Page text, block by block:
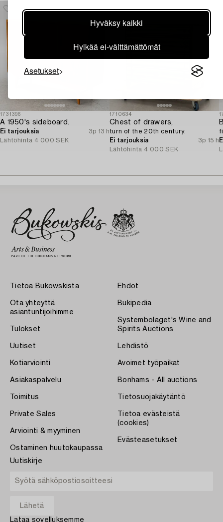
Hyväksy kaikki
Hylkää ei-välttämättömät
Asetukset
1731396
A 1950's sideboard.
Ei tarjouksia
3p 13 h
Lähtöhinta 4 000 SEK
1710634
Chest of drawers,
turn of the 20th century.
Ei tarjouksia
3p 15 h
Lähtöhinta 4 000 SEK
Tietoa Bukowskista
Ota yhteyttä
asiantuntijoihimme
Tulokset
Uutiset
Kotiarviointi
Asiakaspalvelu
Toimitus
Private Sales
Arviointi & myyminen
Ostaminen huutokaupassa
Ehdot
Bukipedia
Systembolaget's Wine and
Spirits Auctions
Lehdistö
Avoimet työpaikat
Bonhams - All auctions
Tietosuojakäytäntö
Tietoa evästeistä
(cookies)
Evästeasetukset
Uutiskirje
Lataa sovelluksemme